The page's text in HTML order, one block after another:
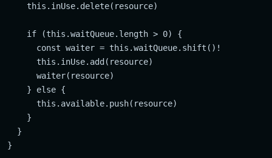
    this.inUse.delete(resource)
    if (this.waitQueue.length > 0) {
      const waiter = this.waitQueue.shift()!
      this.inUse.add(resource)
      waiter(resource)
    } else {
      this.available.push(resource)
    }
  }